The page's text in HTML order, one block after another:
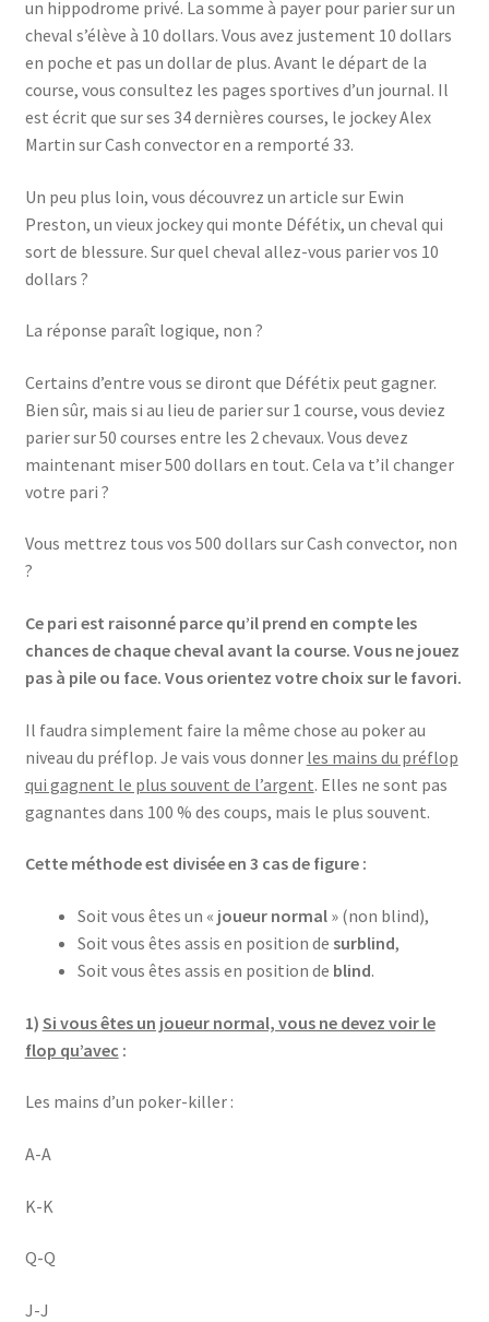
un hippodrome privé. La somme à payer pour parier sur un
cheval s’élève à 10 dollars. Vous avez justement 10 dollars
en poche et pas un dollar de plus. Avant le départ de la
course, vous consultez les pages sportives d’un journal. Il
est écrit que sur ses 34 dernières courses, le jockey Alex
Martin sur Cash convector en a remporté 33.
Un peu plus loin, vous découvrez un article sur Ewin
Preston, un vieux jockey qui monte Défétix, un cheval qui
sort de blessure. Sur quel cheval allez-vous parier vos 10
dollars ?
La réponse paraît logique, non ?
Certains d’entre vous se diront que Défétix peut gagner.
Bien sûr, mais si au lieu de parier sur 1 course, vous deviez
parier sur 50 courses entre les 2 chevaux. Vous devez
maintenant miser 500 dollars en tout. Cela va t’il changer
votre pari ?
Vous mettrez tous vos 500 dollars sur Cash convector, non
?
Ce pari est raisonné parce qu’il prend en compte les
chances de chaque cheval avant la course. Vous ne jouez
pas à pile ou face. Vous orientez votre choix sur le favori.
Il faudra simplement faire la même chose au poker au
niveau du préflop. Je vais vous donner les mains du préflop
qui gagnent le plus souvent de l’argent. Elles ne sont pas
gagnantes dans 100 % des coups, mais le plus souvent.
Cette méthode est divisée en 3 cas de figure :
Soit vous êtes un « joueur normal» (non blind),
Soit vous êtes assis en position de surblind,
Soit vous êtes assis en position de blind.
1) Si vous êtes un joueur normal, vous ne devez voir le
flop qu’avec :
Les mains d’un poker-killer :
A-A
K-K
Q-Q
J-J